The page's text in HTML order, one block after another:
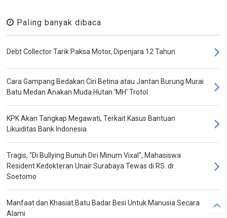
Paling banyak dibaca
Debt Collector Tarik Paksa Motor, Dipenjara 12 Tahun
Cara Gampang Bedakan Ciri Betina atau Jantan Burung Murai
Batu Medan Anakan Muda Hutan 'MH' Trotol
KPK Akan Tangkap Megawati, Terkait Kasus Bantuan
Likuiditas Bank Indonesia
Tragis, "Di Bullying Bunuh Diri Minum Vixal", Mahasiswa
Resident Kedokteran Unair Surabaya Tewas di RS. dr.
Soetomo
Manfaat dan Khasiat Batu Badar Besi Untuk Manusia Secara
Alami